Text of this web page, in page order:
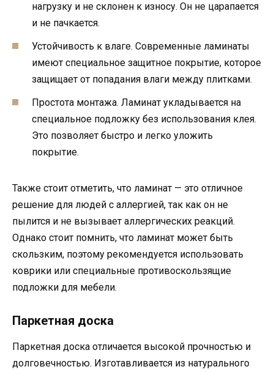
нагрузку и не склонен к износу. Он не царапается
и не пачкается.
Устойчивость к влаге. Современные ламинаты
имеют специальное защитное покрытие, которое
защищает от попадания влаги между плитками.
Простота монтажа. Ламинат укладывается на
специальное подложку без использования клея.
Это позволяет быстро и легко уложить
покрытие.
Также стоит отметить, что ламинат — это отличное
решение для людей с аллергией, так как он не
пылится и не вызывает аллергических реакций.
Однако стоит помнить, что ламинат может быть
скользким, поэтому рекомендуется использовать
коврики или специальные противоскользящие
подложки для мебели.
Паркетная доска
Паркетная доска отличается высокой прочностью и
долговечностью. Изготавливается из натурального